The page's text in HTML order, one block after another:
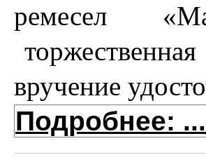
ремесел
вручение
Подробнее: ...